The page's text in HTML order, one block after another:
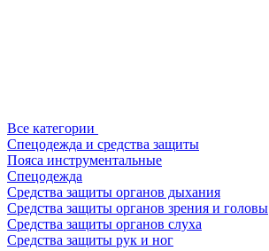
Все категории
Спецодежда и средства защиты
Пояса инструментальные
Спецодежда
Средства защиты органов дыхания
Средства защиты органов зрения и головы
Средства защиты органов слуха
Средства защиты рук и ног